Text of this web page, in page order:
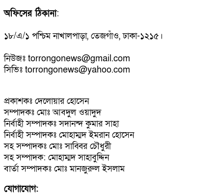
অফিসের ঠিকানা:
১৮/এ/১ পশ্চিম নাখালপাড়া, তেজগাঁও, ঢাকা-১২১৫।
নিউজঃ torrongonews@gmail.com
সিভিঃ torrongonews@yahoo.com
প্রকাশকঃ দেলোয়ার হোসেন
সম্পাদকঃ মোঃ আবদুল ওয়াদুদ
নির্বাহী সম্পাদকঃ সদানন্দ কুমার সাহা
নির্বাহী সম্পাদকঃ মোহাম্মদ ইমরান হোসেন
সহ সম্পাদকঃ মোঃ সাব্বির চৌধুরী
সহ সম্পাদক: মোহাম্মদ সাহাবুদ্দিন
বার্তা সম্পাদকঃ মোঃ মানজুরুল ইসলাম
যোগাযোগ: